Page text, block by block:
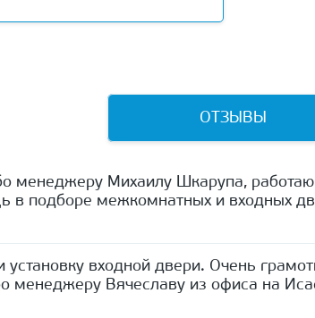
ОТЗЫВЫ
менеджеру Михаилу Шкарупа,
в подборе межкомнатных и входных
установку входной двери. Очень
менеджеру Вячеславу из офиса на